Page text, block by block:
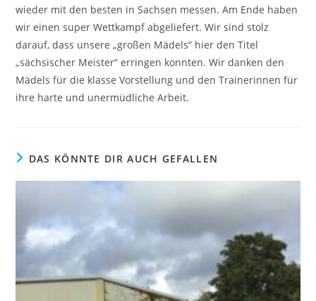
wieder mit den besten in Sachsen messen. Am Ende haben
wir einen super Wettkampf abgeliefert. Wir sind stolz
darauf, dass unsere „großen Mädels“ hier den Titel
„sächsischer Meister“ erringen konnten. Wir danken den
Mädels für die klasse Vorstellung und den Trainerinnen für
ihre harte und unermüdliche Arbeit.
DAS KÖNNTE DIR AUCH GEFALLEN